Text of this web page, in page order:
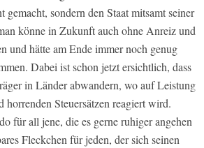
gemacht, sondern den Staat mitsamt seiner
könne in Zukunft auch ohne Anreiz und
und hätte am Ende immer noch genug
Dabei ist schon jetzt ersichtlich, dass
in Länder abwandern, wo auf Leistung
Steuersätzen reagiert wird.
für all jene, die es gerne ruhiger angehen
Fleckchen für jeden, der sich seinen